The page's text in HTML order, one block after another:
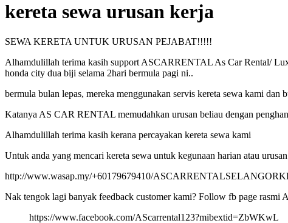
kereta sewa urusan kerja
SEWA KERETA UNTUK URUSAN PEJABAT!!!!!
Alhamdulillah terima kasih support ASCARRENTAL As Car Rental/
honda city dua biji selama 2hari bermula pagi ni..
bermula bulan lepas, mereka menggunakan servis kereta sewa kami
Katanya AS CAR RENTAL memudahkan urusan beliau dengan
Alhamdulillah terima kasih kerana percayakan kereta sewa kami
Untuk anda yang mencari kereta sewa untuk kegunaan harian atau
http://www.wasap.my/+60179679410/
Nak tengok lagi banyak feedback customer kami? Follow fb page
https://www.facebook.com/AScarrental123?mibextid=ZbWKwL